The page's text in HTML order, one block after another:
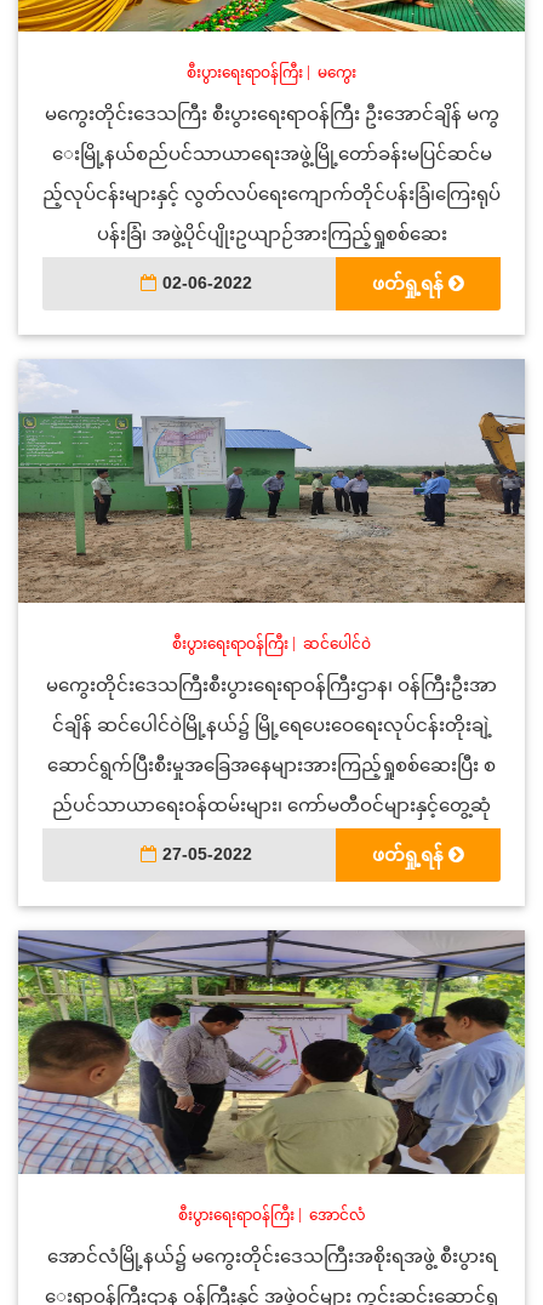
စီးပွားရေးရာဝန်ကြီး မကွေး
မကွေးတိုင်းဒေသကြီး စီးပွားရေးရာဝန်ကြီး ဦးအောင်ချိန် မကွ
ေးမြို့နယ်စည်ပင်သာယာရေးအဖွဲ့မြို့တော်ခန်းမပြင်ဆင်မ
ည့်လုပ်ငန်းများနှင့် လွတ်လပ်ရေးကျောက်တိုင်ပန်းခြံ၊ကြေးရုပ်
ပန်းခြံ၊ အဖွဲ့ပိုင်ပျိုးဥယျာဉ်အားကြည့်ရှုစစ်ဆေး
02-06-2022 ဖတ်ရှု့ရန်
စီးပွားရေးရာဝန်ကြီး ဆင်ပေါင်ဝဲ
မကွေးတိုင်းဒေသကြီးစီးပွားရေးရာဝန်ကြီးဌာန၊ ဝန်ကြီးဦးအာ
င်ချိန် ဆင်ပေါင်ဝဲမြို့နယ်၌ မြို့ရေပေးဝေရေးလုပ်ငန်းတိုးချဲ့
ဆောင်ရွက်ပြီးစီးမှုအခြေအနေများအားကြည့်ရှုစစ်ဆေးပြီး စ
ည်ပင်သာယာရေးဝန်ထမ်းများ၊ ကော်မတီဝင်များနှင့်တွေ့ဆုံ
27-05-2022 ဖတ်ရှု့ရန်
စီးပွားရေးရာဝန်ကြီး| အောင်လံ
အောင်လံမြို့နယ်၌ မကွေးတိုင်းဒေသကြီးအစိုးရအဖွဲ့ စီးပွားရ
ေးရာဝန်ကြီးဌာန ဝန်ကြီးနှင့် အဖွဲ့ဝင်များ ကွင်းဆင်းဆောင်ရွ